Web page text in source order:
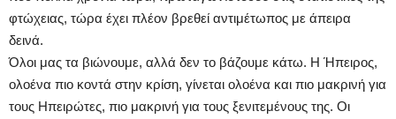
φτώχειας, τώρα έχει πλέον βρεθεί αντιμέτωπος με άπειρα
δεινά.
Όλοι μας τα βιώνουμε, αλλά δεν το βάζουμε κάτω. Η Ήπειρος,
ολοένα πιο κοντά στην κρίση, γίνεται ολοένα και πιο μακρινή για
τους Ηπειρώτες, πιο μακρινή για τους ξενιτεμένους της. Οι